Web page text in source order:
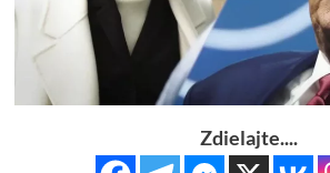
Zdielajte....